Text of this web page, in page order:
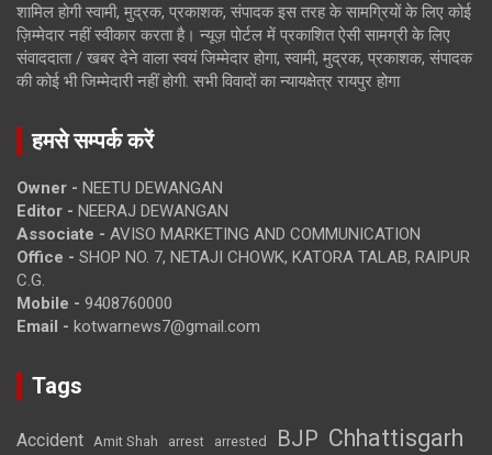
शामिल होगी स्वामी, मुद्रक, प्रकाशक, संपादक इस तरह के सामग्रियों के लिए कोई
ज़िम्मेदार नहीं स्वीकार करता है। न्यूज़ पोर्टल में प्रकाशित ऐसी सामग्री के लिए
संवाददाता / खबर देने वाला स्वयं जिम्मेदार होगा, स्वामी, मुद्रक, प्रकाशक, संपादक
की कोई भी जिम्मेदारी नहीं होगी. सभी विवादों का न्यायक्षेत्र रायपुर होगा
हमसे सम्पर्क करें
Owner - NEETU DEWANGAN
Editor - NEERAJ DEWANGAN
Associate - AVISO MARKETING AND COMMUNICATION
Office - SHOP NO. 7, NETAJI CHOWK, KATORA TALAB, RAIPUR
C.G.
Mobile - 9408760000
Email - kotwarnews7@gmail.com
Tags
Accident Amit Shah arrest arrested BJP Chhattisgarh